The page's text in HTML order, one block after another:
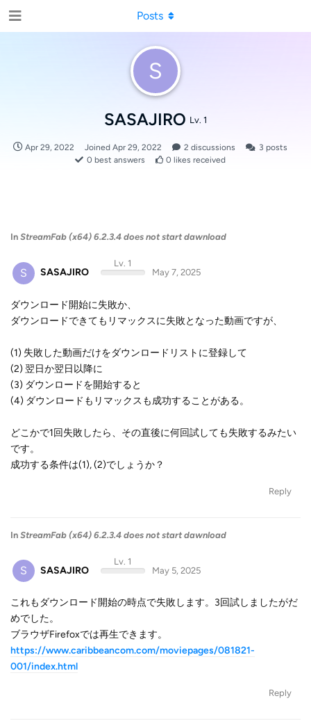
S
SASAJIRO Lv. 1
Apr 29, 2022 Joined Apr 29, 2022 2 discussions 3 posts
0 best answers 0 likes received
Posts
In StreamFab (x64) 6.2.3.4 does not start dawnload
S SASAJIRO
Lv. 1
May 7, 2025
ダウンロード開始に失敗か、
ダウンロードできてもリマックスに失敗となった動画ですが、
(1) 失敗した動画だけをダウンロードリストに登録して
(2) 翌日か翌日以降に
(3) ダウンロードを開始すると
(4) ダウンロードもリマックスも成功することがある。
どこかで1回失敗したら、その直後に何回試しても失敗するみたい
です。
成功する条件は(1), (2)でしょうか？
Reply
In StreamFab (x64) 6.2.3.4 does not start dawnload
S SASAJIRO
Lv. 1
May 5, 2025
これもダウンロード開始の時点で失敗します。3回試しましたがだ
めでした。
ブラウザFirefoxでは再生できます。
https://www.caribbeancom.com/moviepages/081821-
001/index.html
Reply